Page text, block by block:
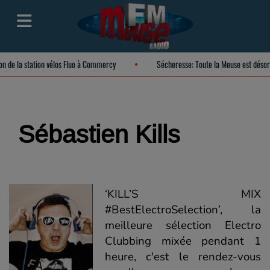
de la station vélos Fluo à Commercy Sécheresse: Toute la Meuse est
Sébastien Kills
‘KILL’S MIX
#BestElectroSelection’, la
meilleure sélection Electro
Clubbing mixée pendant 1
heure, c'est le rendez-vous